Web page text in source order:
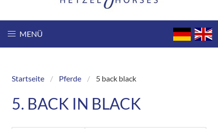
MENÜ
Breadcrumb
Startseite Pferde 5 back black
5. BACK IN BLACK